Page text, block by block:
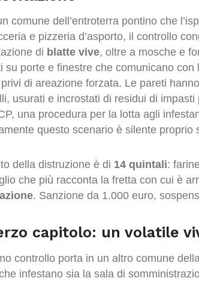
comune dell’entroterra pontino che
e pizzeria d’asporto, il controllo
di blatte vive, oltre a mosche e
su porte e finestre che comunicano con
di areazione forzata. Le pareti
usurati e incrostati di residui di
una procedura per la lotta agli
questo scenario è silente proprio
della distruzione è di 14 quintali:
che più racconta la fretta con cui è
. Sanzione da 1.000 euro,
capitolo: un volatile
controllo porta in un altro comune
infestano sia la sala di